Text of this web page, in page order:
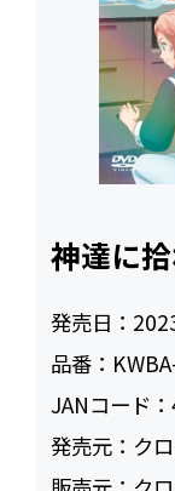
神達に
発売日：
品番：
JANコード：
発売元： ク